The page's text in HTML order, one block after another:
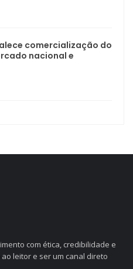
comercialização do
nacional e
com ética, credibilidade e
leitor e ser um canal direto